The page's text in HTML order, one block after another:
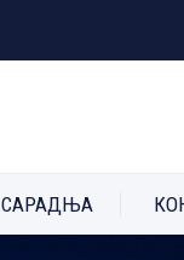
САРАДЊА